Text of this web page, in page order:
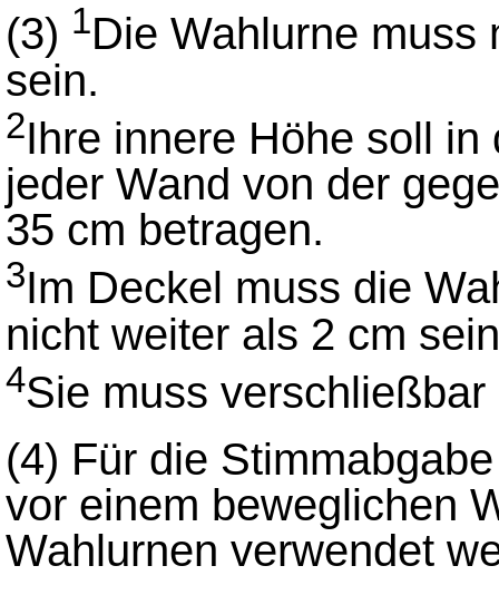
(3) 1Die Wahlurne muss
sein.
2Ihre innere Höhe soll
jeder Wand von der
35 cm betragen.
3Im Deckel muss die
nicht weiter als 2 cm
4Sie muss verschließbar
(4) Für die
vor einem beweglichen
Wahlurnen verwendet